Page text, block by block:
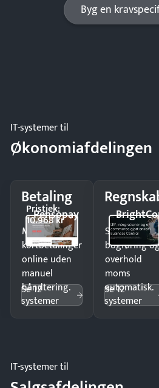
Byg en
IT-systemer til
Økonomiafdelingen
Betaling
Pensopay
Pristjek:
10.968 kr
Modtag
kortbetalinger
online uden
manuel
håndtering.
Se 12
systemer
Spar timer
bogføring
overhold
moms
automatisk.
Se 12
systemer
IT-systemer til